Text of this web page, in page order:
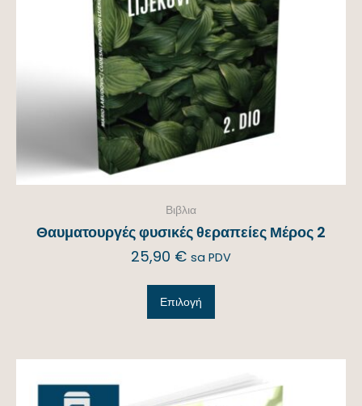
Βιβλια
Θαυματουργές φυσικές θεραπείες Μέρος 2
25,90 € sa PDV
Επιλογή